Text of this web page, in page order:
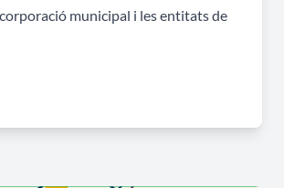
municipal i les entitats de